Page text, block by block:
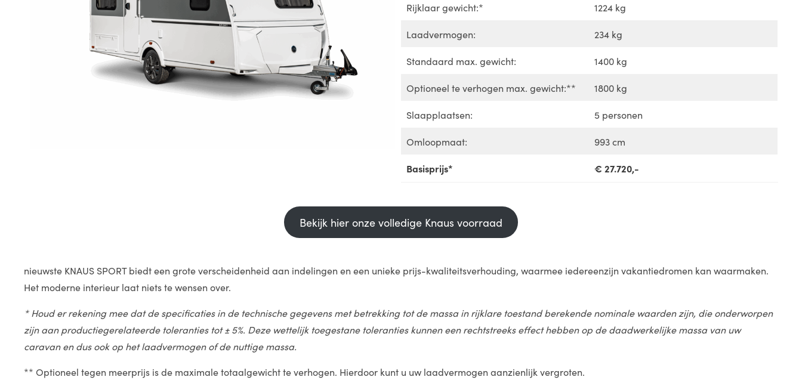
Rijklaar gewicht:* 1224 kg
Laadvermogen: 234 kg
Standaard max. gewicht: 1400 kg
Optioneel te verhogen max. gewicht:** 1800 kg
Slaapplaatsen: 5 personen
Omloopmaat: 993 cm
Basisprijs* € 27.720,-
Bekijk hier onze volledige Knaus voorraad
nieuwste KNAUS SPORT biedt een grote verscheidenheid aan indelingen en een unieke prijs-kwaliteitsverhouding, waarmee iedereenzijn vakantiedromen kan waarmaken.
Het moderne interieur laat niets te wensen over.
* Houd er rekening mee dat de specificaties in de technische gegevens met betrekking tot de massa in rijklare toestand berekende nominale waarden zijn, die onderworpen
zijn aan productiegerelateerde toleranties tot ± 5%. Deze wettelijk toegestane toleranties kunnen een rechtstreeks effect hebben op de daadwerkelijke massa van uw
caravan en dus ook op het laadvermogen of de nuttige massa.
** Optioneel tegen meerprijs is de maximale totaalgewicht te verhogen. Hierdoor kunt u uw laadvermogen aanzienlijk vergroten.